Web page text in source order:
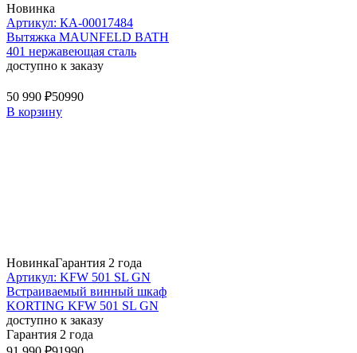
Новинка
Артикул: КА-00017484
Вытяжка MAUNFELD BATH
401 нержавеющая сталь
доступно к заказу
50 990 ₽50990
В корзину
НовинкаГарантия 2 года
Артикул: KFW 501 SL GN
Встраиваемый винный шкаф
KORTING KFW 501 SL GN
доступно к заказу
Гарантия 2 года